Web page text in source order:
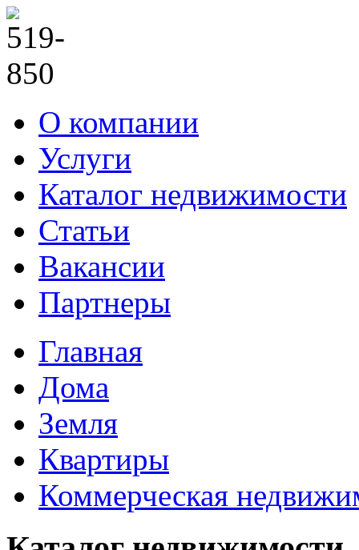
О компании
Услуги
Каталог недвижимости
Статьи
Вакансии
Партнеры
Главная
Дома
Земля
Квартиры
Коммерческая